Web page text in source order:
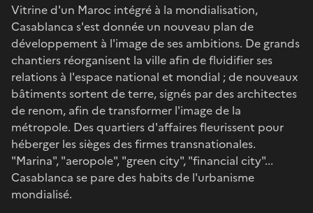
Vitrine d'un Maroc intégré à la mondialisation,
Casablanca s'est donnée un nouveau plan de
développement à l'image de ses ambitions. De grands
chantiers réorganisent la ville afin de fluidifier ses
relations à l'espace national et mondial ; de nouveaux
bâtiments sortent de terre, signés par des architectes
de renom, afin de transformer l'image de la
métropole. Des quartiers d'affaires fleurissent pour
héberger les sièges des firmes transnationales.
"Marina", "aeropole", "green city", "financial city"...
Casablanca se pare des habits de l'urbanisme
mondialisé.